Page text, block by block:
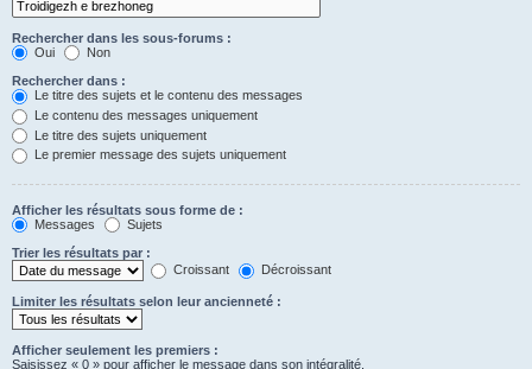
Rechercher dans les sous-forums :
Oui
Non
Rechercher dans :
Le titre des sujets et le contenu des messages
Le contenu des messages uniquement
Le titre des sujets uniquement
Le premier message des sujets uniquement
Afficher les résultats sous forme de :
Messages
Sujets
Trier les résultats par :
Croissant
Décroissant
Limiter les résultats selon leur ancienneté :
Afficher seulement les premiers :
Saisissez « 0 » pour afficher le message dans son intégralité.